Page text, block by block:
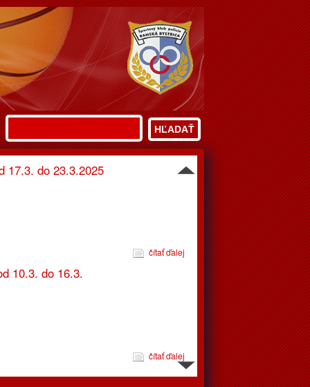
Vyhľadávanie
HĽADAŤ
čítať ďalej
2%
klub, v prílohe nájdete vyhlásenie o poukázaní 2%.
čítať ďalej
17.3. do 23.3.2025
čítať ďalej
10.3. do 16.3.
čítať ďalej